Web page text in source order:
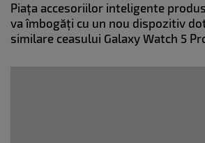
Piața accesoriilor inteligente
va îmbogăți cu un nou dispozitiv
similare ceasului Galaxy Watch 5